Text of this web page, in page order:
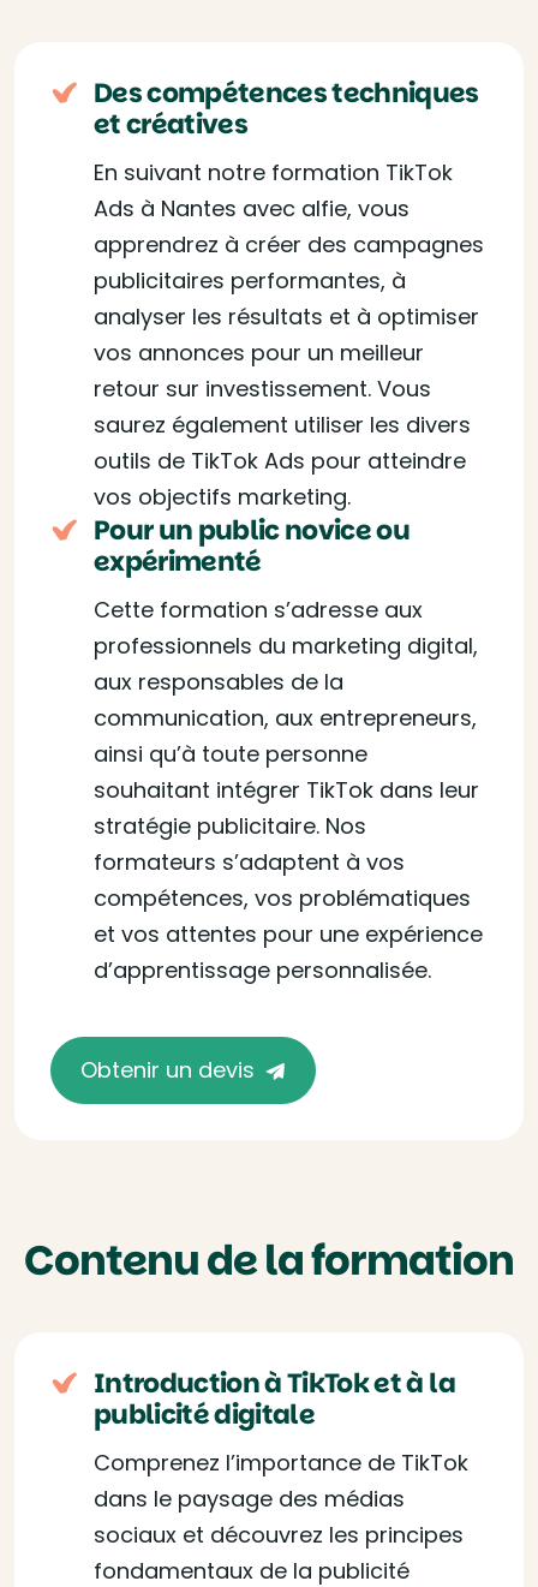
Des compétences techniques
et créatives
En suivant notre formation TikTok
Ads à Nantes avec alfie, vous
apprendrez à créer des campagnes
publicitaires performantes, à
analyser les résultats et à optimiser
vos annonces pour un meilleur
retour sur investissement. Vous
saurez également utiliser les divers
outils de TikTok Ads pour atteindre
vos objectifs marketing.
Pour un public novice ou
expérimenté
Cette formation s’adresse aux
professionnels du marketing digital,
aux responsables de la
communication, aux entrepreneurs,
ainsi qu’à toute personne
souhaitant intégrer TikTok dans leur
stratégie publicitaire. Nos
formateurs s’adaptent à vos
compétences, vos problématiques
et vos attentes pour une expérience
d’apprentissage personnalisée.
Obtenir un devis
Contenu de la formation
Introduction à TikTok et à la
publicité digitale
Comprenez l’importance de TikTok
dans le paysage des médias
sociaux et découvrez les principes
fondamentaux de la publicité